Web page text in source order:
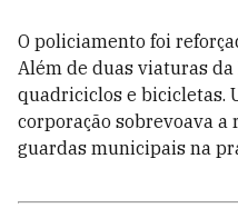
O policiamento foi
Além de duas viaturas
quadriciclos e bicicletas.
corporação sobrevoava a
guardas municipais na